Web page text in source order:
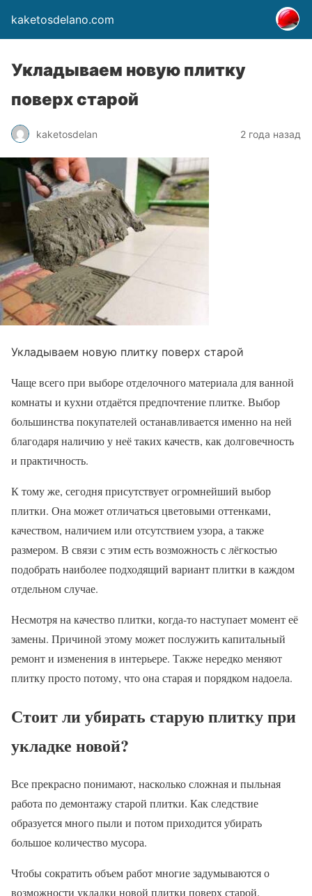
kaketosdelano.com
Укладываем новую плитку
поверх старой
kaketosdelan 2 года назад
Укладываем новую плитку поверх старой
Чаще всего при выборе отделочного материала для ванной
комнаты и кухни отдаётся предпочтение плитке. Выбор
большинства покупателей останавливается именно на ней
благодаря наличию у неё таких качеств, как долговечность
и практичность.
К тому же, сегодня присутствует огромнейший выбор
плитки. Она может отличаться цветовыми оттенками,
качеством, наличием или отсутствием узора, а также
размером. В связи с этим есть возможность с лёгкостью
подобрать наиболее подходящий вариант плитки в каждом
отдельном случае.
Несмотря на качество плитки, когда-то наступает момент её
замены. Причиной этому может послужить капитальный
ремонт и изменения в интерьере. Также нередко меняют
плитку просто потому, что она старая и порядком надоела.
Стоит ли убирать старую плитку при
укладке новой?
Все прекрасно понимают, насколько сложная и пыльная
работа по демонтажу старой плитки. Как следствие
образуется много пыли и потом приходится убирать
большое количество мусора.
Чтобы сократить объем работ многие задумываются о
возможности укладки новой плитки поверх старой.